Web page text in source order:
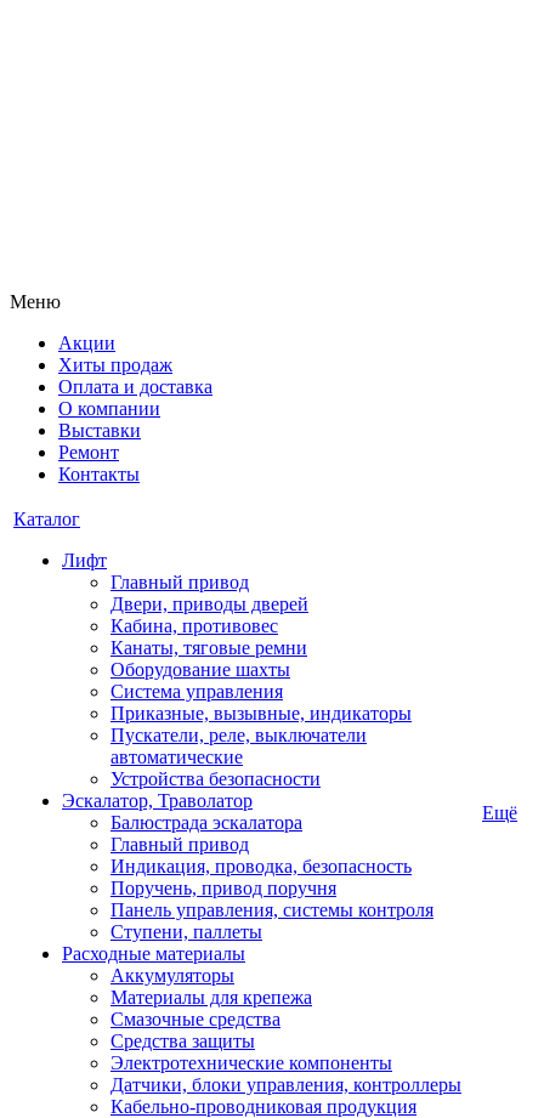
Меню
Акции
Хиты продаж
Оплата и доставка
О компании
Выставки
Ремонт
Контакты
Каталог
Лифт
Главный привод
Двери, приводы дверей
Кабина, противовес
Канаты, тяговые ремни
Оборудование шахты
Система управления
Приказные, вызывные, индикаторы
Пускатели, реле, выключатели
автоматические
Устройства безопасности
Эскалатор, Траволатор
Балюстрада эскалатора
Главный привод
Индикация, проводка, безопасность
Поручень, привод поручня
Панель управления, системы контроля
Ступени, паллеты
Расходные материалы
Аккумуляторы
Материалы для крепежа
Смазочные средства
Средства защиты
Электротехнические компоненты
Датчики, блоки управления, контроллеры
Кабельно-проводниковая продукция
Ещё